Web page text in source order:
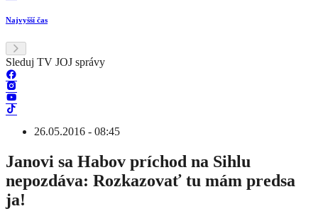
Najvyšší čas
Sleduj TV JOJ správy
26.05.2016 - 08:45
Janovi sa Habov príchod na Sihlu
nepozdáva: Rozkazovať tu mám predsa
ja!